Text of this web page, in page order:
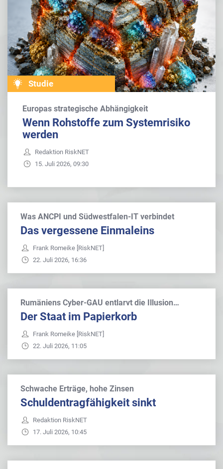
Studie
Europas strategische Abhängigkeit
Wenn Rohstoffe zum Systemrisiko
werden
Redaktion RiskNET
15. Juli 2026, 09:30
Was ANCPI und Südwestfalen-IT verbindet
Das vergessene Einmaleins
Frank Romeike [RiskNET]
22. Juli 2026, 16:36
Rumäniens Cyber-GAU entlarvt die Illusion…
Der Staat im Papierkorb
Frank Romeike [RiskNET]
22. Juli 2026, 11:05
Schwache Erträge, hohe Zinsen
Schuldentragfähigkeit sinkt
Redaktion RiskNET
17. Juli 2026, 10:45